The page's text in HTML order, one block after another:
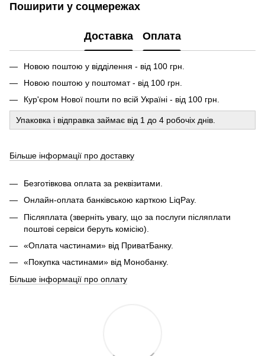
Поширити у соцмережах
Доставка Оплата
Новою поштою у відділення - від 100 грн.
Новою поштою у поштомат - від 100 грн.
Кур'єром Нової пошти по всій Україні - від 100 грн.
Упаковка і відправка займає від 1 до 4 робочіх днів.
Більше інформації про доставку
Безготівкова оплата за реквізитами.
Онлайн-оплата банківською карткою LiqPay.
Післяплата (зверніть увагу, що за послуги післяплати
поштові сервіси беруть комісію).
«Оплата частинами» від ПриватБанку.
«Покупка частинами» від Монобанку.
Більше інформації про оплату